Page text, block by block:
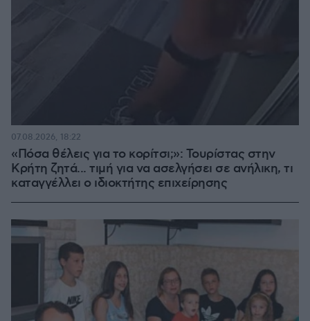
«Πόσα θέλεις για το κορίτσι;»: Τουρίστας στην
Κρήτη ζητά... τιμή για να ασελγήσει σε ανήλικη, τι
καταγγέλλει ο ιδιοκτήτης επιχείρησης
07.08.2026, 18:22